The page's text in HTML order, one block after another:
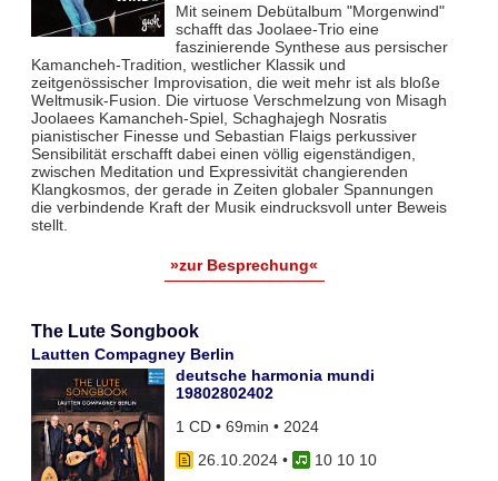
Mit seinem Debütalbum "Morgenwind"
schafft das Joolaee-Trio eine
faszinierende Synthese aus persischer
Kamancheh-Tradition, westlicher Klassik und
zeitgenössischer Improvisation, die weit mehr ist als bloße
Weltmusik-Fusion. Die virtuose Verschmelzung von Misagh
Joolaees Kamancheh-Spiel, Schaghajegh Nosratis
pianistischer Finesse und Sebastian Flaigs perkussiver
Sensibilität erschafft dabei einen völlig eigenständigen,
zwischen Meditation und Expressivität changierenden
Klangkosmos, der gerade in Zeiten globaler Spannungen
die verbindende Kraft der Musik eindrucksvoll unter Beweis
stellt.
»zur Besprechung«
The Lute Songbook
Lautten Compagney Berlin
deutsche harmonia mundi
19802802402
1 CD • 69min • 2024
26.10.2024•
10 10 10